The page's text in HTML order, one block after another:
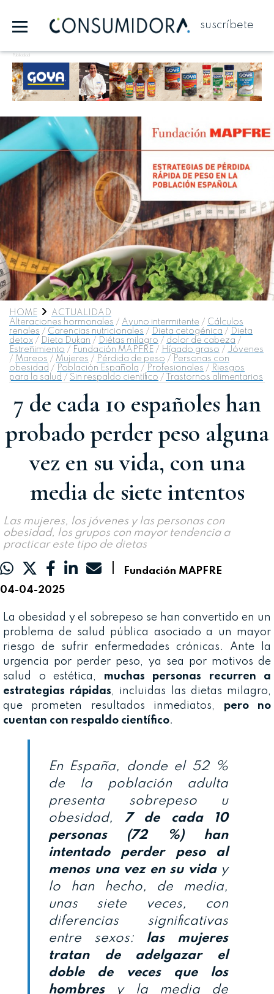
suscríbete
Publicidad
HOME
ACTUALIDAD
Alteraciones hormonales / Ayuno intermitente / Cálculos
renales / Carencias nutricionales / Dieta cetogénica /
Dieta
detox / Dieta Dukan / Diétas milagro / dolor de cabeza /
Estreñimiento / Fundación MAPFRE / Hígado graso / Jóvenes
/ Mareos / Mujeres / Pérdida de peso / Personas con
obesidad / Población Española / Profesionales / Riesgos
para la salud / Sin respaldo científico / Trastornos alimentarios
7 de cada 10 españoles han
probado perder peso alguna
vez en su vida, con una
media de siete intentos
Las mujeres, los jóvenes y las personas con
obesidad, los grupos con mayor tendencia a
practicar este tipo de dietas
Fundación MAPFRE
04-04-2025
La obesidad y el sobrepeso se han convertido en un
problema de salud pública asociado a un mayor
riesgo de sufrir enfermedades crónicas. Ante la
urgencia por perder peso, ya sea por motivos de
salud o estética, muchas personas recurren a
estrategias rápidas, incluidas las dietas milagro,
que prometen resultados inmediatos, pero no
cuentan con respaldo científico.
En España, donde el 52 %
de la población adulta
presenta sobrepeso u
obesidad, 7 de cada 10
personas (72 %) han
intentado perder peso al
menos una vez en su viday
lo han hecho, de media,
unas siete veces, con
diferencias significativas
entre sexos: las mujeres
tratan de adelgazar el
doble de veces que los
hombresy la media de